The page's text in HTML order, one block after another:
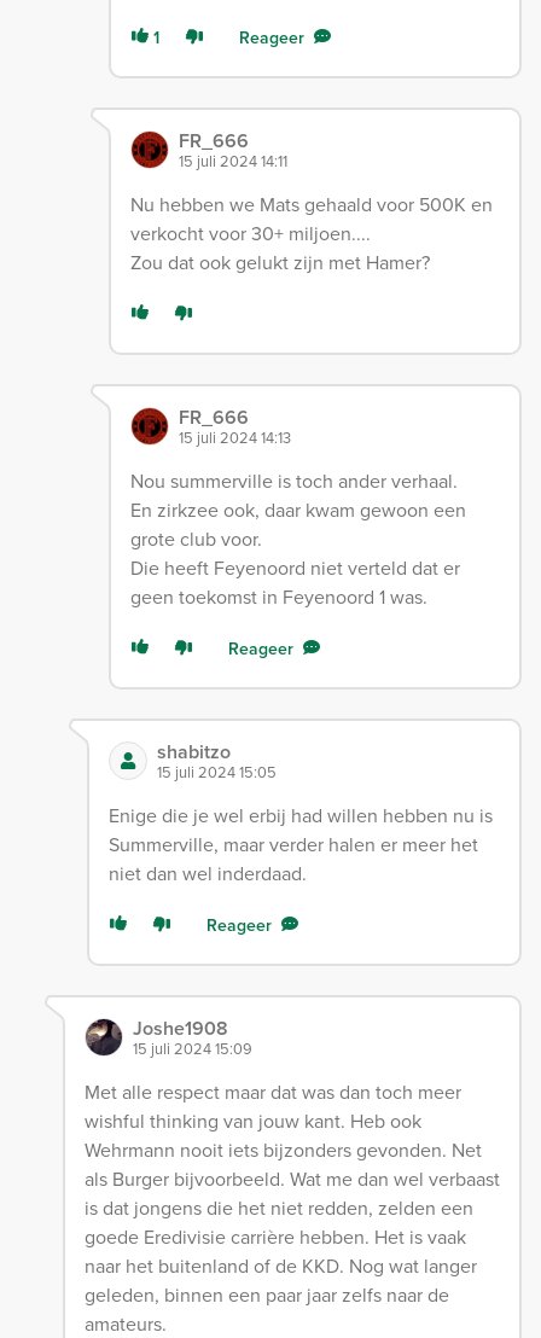
1 Reageer
FR_666
15 juli 2024 14:11
Nu hebben we Mats gehaald voor 500K en
verkocht voor 30+ miljoen....
Zou dat ook gelukt zijn met Hamer?
FR_666
15 juli 2024 14:13
Nou summerville is toch ander verhaal.
En zirkzee ook, daar kwam gewoon een
grote club voor.
Die heeft Feyenoord niet verteld dat er
geen toekomst in Feyenoord 1 was.
Reageer
shabitzo
15 juli 2024 15:05
Enige die je wel erbij had willen hebben nu is
Summerville, maar verder halen er meer het
niet dan wel inderdaad.
Reageer
Joshe1908
15 juli 2024 15:09
Met alle respect maar dat was dan toch meer
wishful thinking van jouw kant. Heb ook
Wehrmann nooit iets bijzonders gevonden. Net
als Burger bijvoorbeeld. Wat me dan wel verbaast
is dat jongens die het niet redden, zelden een
goede Eredivisie carrière hebben. Het is vaak
naar het buitenland of de KKD. Nog wat langer
geleden, binnen een paar jaar zelfs naar de
amateurs.